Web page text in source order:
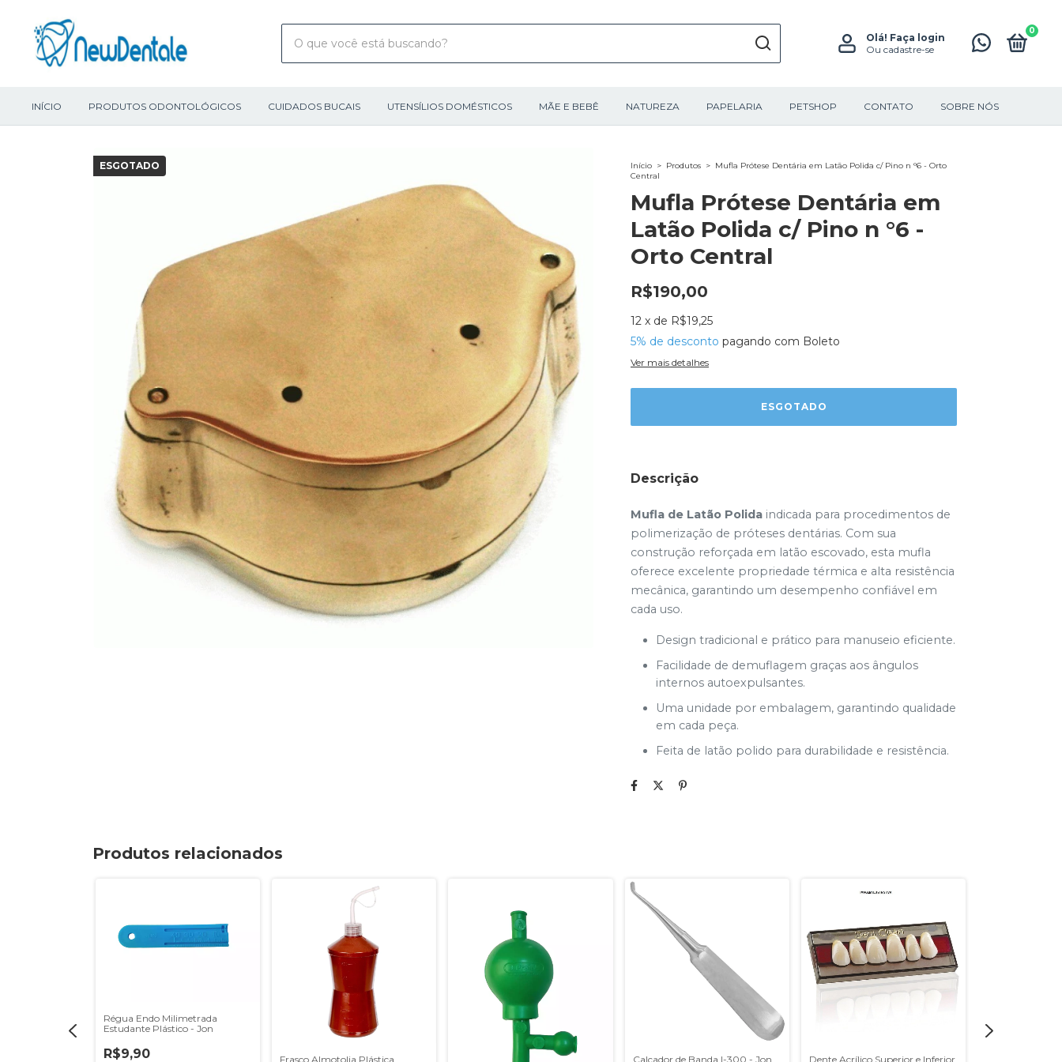
Olá! Faça login
Ou cadastre-se
0
INÍCIO PRODUTOS ODONTOLÓGICOS CUIDADOS BUCAIS UTENSÍLIOS DOMÉSTICOS MÃE E BEBÊ NATUREZA PAPELARIA PETSHOP CONTATO SOBRE NÓS
ESGOTADO Início > Produtos > Mufla Prótese Dentária em Latão Polida c/ Pino n °6 - Orto
Central
Mufla Prótese Dentária em
Latão Polida c/ Pino n °6 -
Orto Central
R$190,00
12 x de R$19,25
5% de desconto pagando com Boleto
Ver mais detalhes
Descrição
Mufla de Latão Polida indicada para procedimentos de
polimerização de próteses dentárias. Com sua
construção reforçada em latão escovado, esta mufla
oferece excelente propriedade térmica e alta resistência
mecânica, garantindo um desempenho confiável em
cada uso.
Design tradicional e prático para manuseio eficiente.
Facilidade de demuflagem graças aos ângulos
internos autoexpulsantes.
Uma unidade por embalagem, garantindo qualidade
em cada peça.
Feita de latão polido para durabilidade e resistência.
Produtos relacionados
Régua Endo Milimetrada
Estudante Plástico - Jon
R$9,90
Frasco Almotolia Plástica
Calçador de Banda I-300 - Jon
Dente Acrílico Superior e Inferior